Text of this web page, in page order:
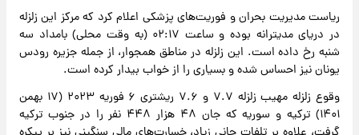
ریاست مدیریت بحران و فوریت‌های پزشکی اعلام کرد که مرکز این زلزله
در دریای مدیترانه بوده و ساعت ۰۲:۱۷ (به وقت محلی) بامداد سه
شنبه رخ داده است. این زلزله در مناطق همجوار، از جمله جزیره رودس
یونان نیز احساس شده و بسیاری را از خواب بیدار کرده است.
وقوع زلزله مهیب زلزله ۷.۷ و ۷.۶ ریشتری ۶ فوریه ۲۰۲۳ (۱۷ بهمن
۱۴۰۱) ترکیه و سوریه که جان ۴۸ هزار ۴۴۸ نفر را در جنوب ترکیه